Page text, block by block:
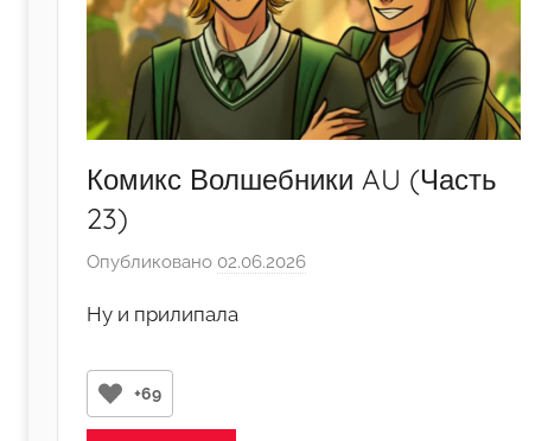
Комикс Волшебники AU (Часть
23)
Опубликовано 02.06.2026
Ну и прилипала
+69